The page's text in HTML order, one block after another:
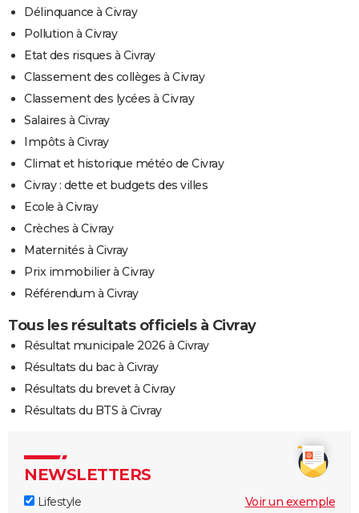
Délinquance à Civray
Pollution à Civray
Etat des risques à Civray
Classement des collèges à Civray
Classement des lycées à Civray
Salaires à Civray
Impôts à Civray
Climat et historique météo de Civray
Civray : dette et budgets des villes
Ecole à Civray
Crèches à Civray
Maternités à Civray
Prix immobilier à Civray
Référendum à Civray
Tous les résultats officiels à Civray
Résultat municipale 2026 à Civray
Résultats du bac à Civray
Résultats du brevet à Civray
Résultats du BTS à Civray
NEWSLETTERS
Lifestyle
Voir un exemple